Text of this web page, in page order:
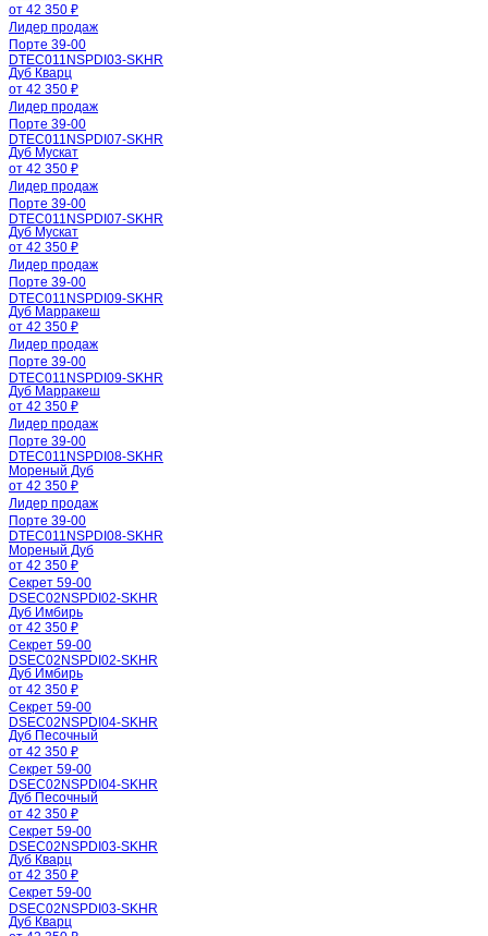
от 42 350 ₽
Лидер продаж
Порте 39-00
DTEC011NSPDI03-SKHR
Дуб Кварц
от 42 350 ₽
Лидер продаж
Порте 39-00
DTEC011NSPDI07-SKHR
Дуб Мускат
от 42 350 ₽
Лидер продаж
Порте 39-00
DTEC011NSPDI07-SKHR
Дуб Мускат
от 42 350 ₽
Лидер продаж
Порте 39-00
DTEC011NSPDI09-SKHR
Дуб Марракеш
от 42 350 ₽
Лидер продаж
Порте 39-00
DTEC011NSPDI09-SKHR
Дуб Марракеш
от 42 350 ₽
Лидер продаж
Порте 39-00
DTEC011NSPDI08-SKHR
Мореный Дуб
от 42 350 ₽
Лидер продаж
Порте 39-00
DTEC011NSPDI08-SKHR
Мореный Дуб
от 42 350 ₽
Секрет 59-00
DSEC02NSPDI02-SKHR
Дуб Имбирь
от 42 350 ₽
Секрет 59-00
DSEC02NSPDI02-SKHR
Дуб Имбирь
от 42 350 ₽
Секрет 59-00
DSEC02NSPDI04-SKHR
Дуб Песочный
от 42 350 ₽
Секрет 59-00
DSEC02NSPDI04-SKHR
Дуб Песочный
от 42 350 ₽
Секрет 59-00
DSEC02NSPDI03-SKHR
Дуб Кварц
от 42 350 ₽
Секрет 59-00
DSEC02NSPDI03-SKHR
Дуб Кварц